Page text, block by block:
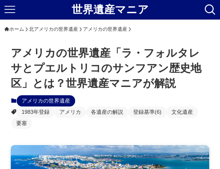
世界遺産マニア
ホーム 北アメリカの世界遺産 アメリカの世界遺産
アメリカの世界遺産「ラ・フォルタレ
サとプエルトリコのサンフアン歴史地
区」とは？世界遺産マニアが解説
アメリカの世界遺産
1983年登録
アメリカ 各遺産の解説 登録基準(6)
文化遺産
要塞